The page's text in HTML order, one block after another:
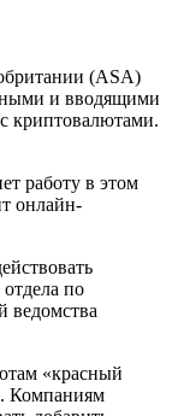
(ASA)
и вводящими
криптовалютами.
работу в этом
онлайн-
по
ведомства
«красный
Компаниям